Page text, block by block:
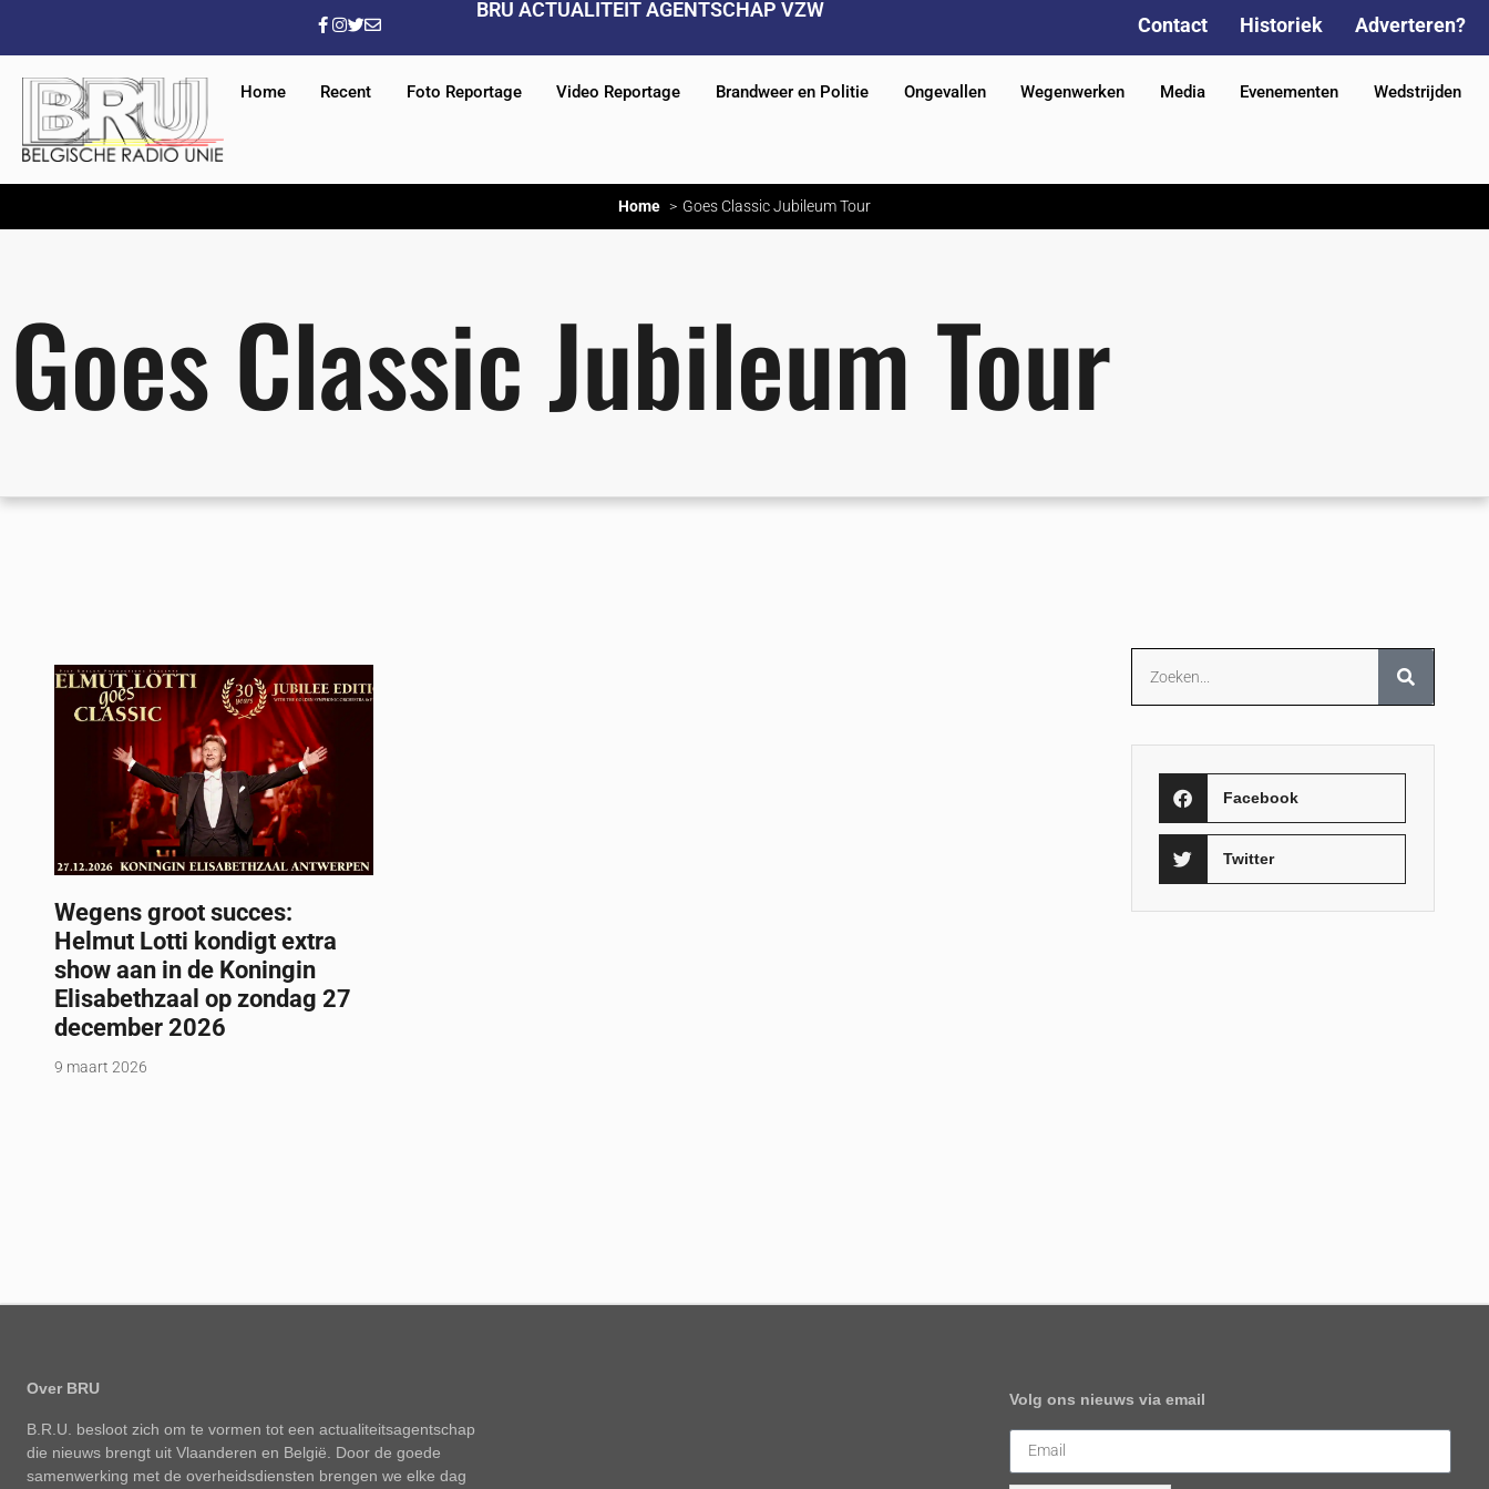
BRU ACTUALITEIT AGENTSCHAP VZW
Contact Historiek Adverteren?
Home Recent Foto Reportage Video Reportage Brandweer en Politie Ongevallen Wegenwerken Media Evenementen Wedstrijden
Home Goes Classic Jubileum Tour
Goes Classic Jubileum Tour
Wegens groot succes:
Helmut Lotti kondigt extra
show aan in de Koningin
Elisabethzaal op zondag 27
december 2026
9 maart 2026
Facebook
Twitter
Over BRU
B.R.U. besloot zich om te vormen tot een actualiteitsagentschap
die nieuws brengt uit Vlaanderen en België. Door de goede
samenwerking met de overheidsdiensten brengen we elke dag
Volg ons nieuws via email